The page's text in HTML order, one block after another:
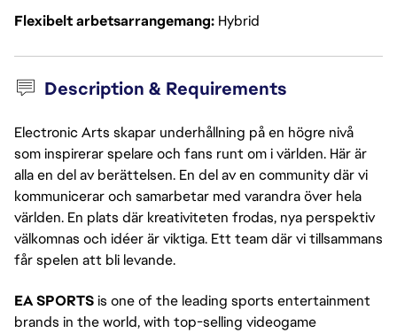
Flexibelt arbetsarrangemang Hybrid
Description & Requirements
Electronic Arts skapar underhållning på en högre nivå
som inspirerar spelare och fans runt om i världen. Här är
alla en del av berättelsen. En del av en community där vi
kommunicerar och samarbetar med varandra över hela
världen. En plats där kreativiteten frodas, nya perspektiv
välkomnas och idéer är viktiga. Ett team där vi tillsammans
får spelen att bli levande.
EA SPORTS is one of the leading sports entertainment
brands in the world, with top-selling videogame